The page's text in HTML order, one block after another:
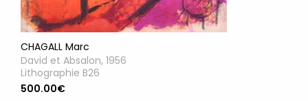
CHAGALL Marc
David et Absalon, 1956
Lithographie B26
500.00€